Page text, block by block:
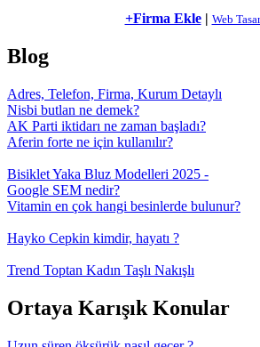
+Firma Ekle | Web
Blog
Adres, Telefon, Firma, Kurum Detaylı
Nisbi butlan ne demek?
AK Parti iktidarı ne zaman başladı?
Aferin forte ne için kullanılır?
Bisiklet Yaka Bluz Modelleri 2025 -
Google SEM nedir?
Vitamin en çok hangi besinlerde bulunur?
Hayko Cepkin kimdir, hayatı ?
Trend Toptan Kadın Taşlı Nakışlı
Ortaya Karışık Konular